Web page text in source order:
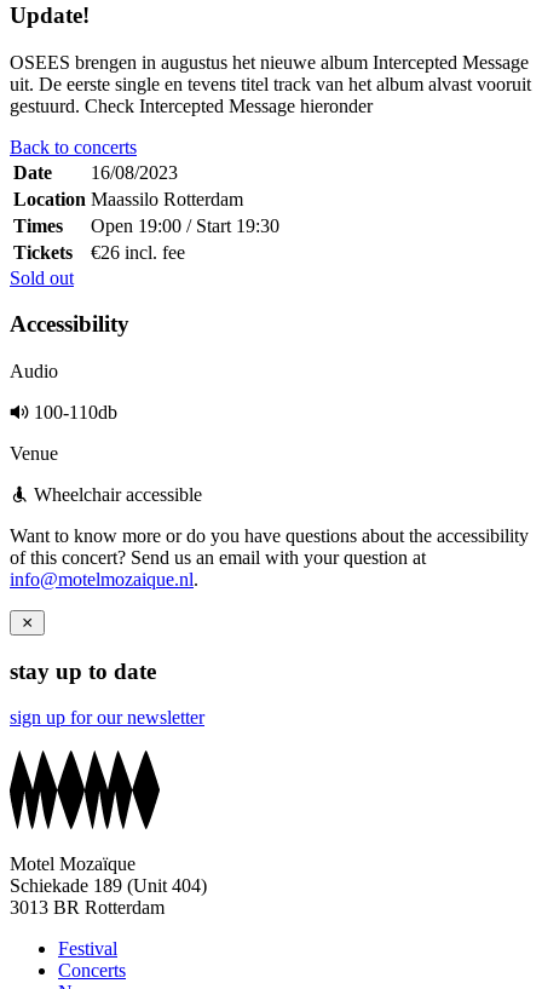
Update!
OSEES brengen in augustus het nieuwe album Intercepted Message
uit. De eerste single en tevens titel track van het album alvast vooruit
gestuurd. Check Intercepted Message hieronder
Back to concerts
Date
16/08/2023
Location Maassilo Rotterdam
Times
Open 19:00 / Start 19:30
Tickets
€26 incl. fee
Sold out
Accessibility
Audio
100-110db
Venue
Wheelchair accessible
Want to know more or do you have questions about the accessibility
of this concert? Send us an email with your question at
info@motelmozaique.nl.
stay up to date
sign up for our newsletter
Motel Mozaïque
Schiekade 189 (Unit 404)
3013 BR Rotterdam
Festival
Concerts